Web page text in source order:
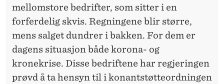
mellomstore bedrifter, som sitter i en
forferdelig skvis. Regningene blir større,
mens salget dundrer i bakken. For dem er
dagens situasjon både korona- og
kronekrise. Disse bedriftene har regjeringen
prøvd å ta hensyn til i konantstøtteordningen